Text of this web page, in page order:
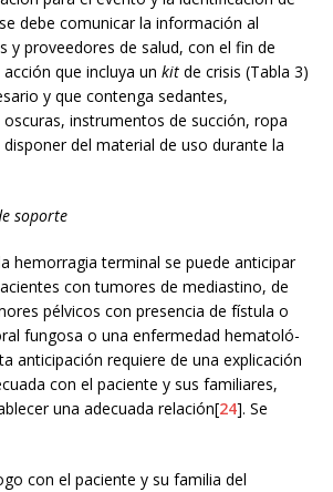
debe comunicar la información al
y proveedores de salud, con el fin de
que incluya un kit de crisis (Tabla 3)
y que contenga sedantes,
instrumentos de succión, ropa
del material de uso durante la
soporte
hemorragia terminal se puede anticipar
con tumores de mediastino, de
pélvicos con presencia de fístula o
fungosa o una enfermedad hematoló-
anticipación requiere de una explicación
con el paciente y sus familiares,
una adecuada relación[24]. Se
con el paciente y su familia del